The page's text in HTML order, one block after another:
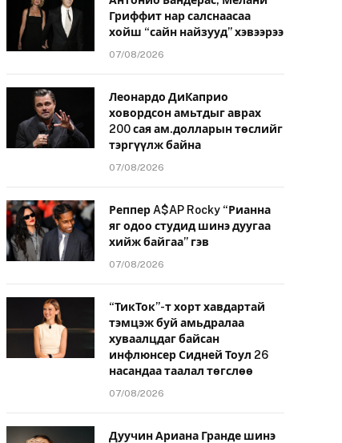
Гриффит нар салснаасаа
хойш “сайн найзууд” хэвээрээ
07/08/2026
Леонардо ДиКаприо
ховордсон амьтдыг аврах
200 сая ам.долларын төслийг
тэргүүлж байна
07/08/2026
Реппер A$AP Rocky “Рианна
яг одоо студид шинэ дуугаа
хийж байгаа” гэв
07/08/2026
“ТикТок”-т хорт хавдартай
тэмцэж буй амьдралаа
хуваалцдаг байсан
инфлюнсер Сидней Тоул 26
насандаа таалал төгслөө
07/08/2026
Дуучин Ариана Гранде шинэ